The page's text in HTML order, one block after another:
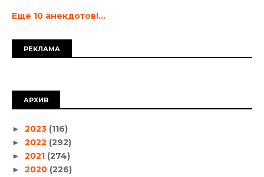
Еще 10 анекдотов!...
РЕКЛАМА
АРХИВ
► 2023 (116)
► 2022 (292)
► 2021 (274)
► 2020 (226)